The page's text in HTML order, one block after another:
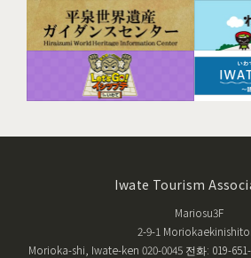
Iwate Tourism
Mariosu3F
2-9-1
Morioka-shi, Iwate-ken 020-0045 전화: 019-